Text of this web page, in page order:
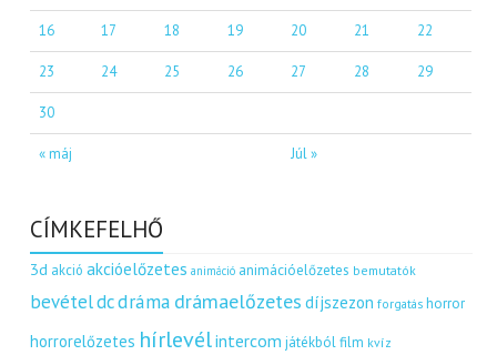
« máj Júl »
16 17 18 19 20 21 22
23 24 25 26 27 28 29
30
CÍMKEFELHŐ
3d akció akcióelőzetes animáció animációelőzetes bemutatók
bevételdcdráma drámaelőzetes díjszezon forgatás horror
horrorelőzetes hírlevélintercom játékból film kvíz